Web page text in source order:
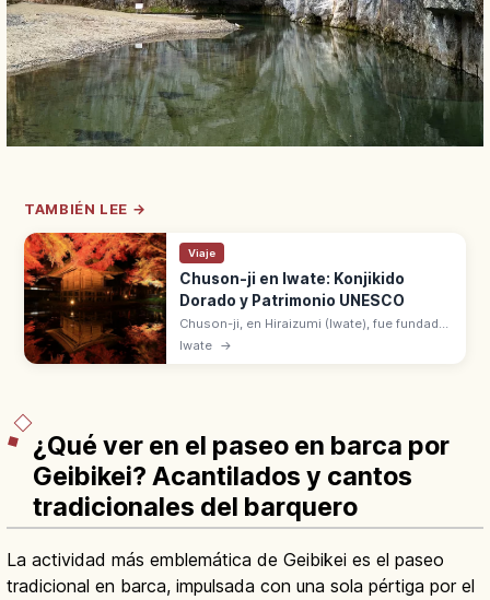
TAMBIÉN LEE →
Viaje
Chuson-ji en Iwate: Konjikido
Dorado y Patrimonio UNESCO
Chuson-ji, en Hiraizumi (Iwate), fue fundado
en 850 por Ennin. Sede de Tendai en
Iwate →
¿Qué ver en el paseo en barca por
Geibikei? Acantilados y cantos
tradicionales del barquero
La actividad más emblemática de Geibikei es el paseo
tradicional en barca, impulsada con una sola pértiga por el